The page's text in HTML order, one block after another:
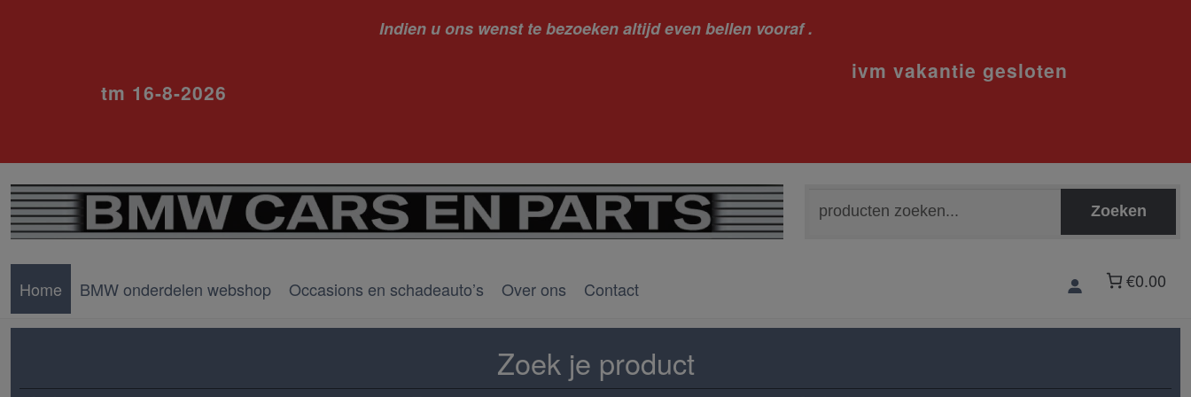
Indien u ons wenst te bezoeken altijd even bellen vooraf .
ivm vakantie gesloten
tm 16-8-2026
naar:
Zoeken
Home BMW onderdelen webshop Occasions en schadeauto’s Over ons Contact €0.00
Zoek je product